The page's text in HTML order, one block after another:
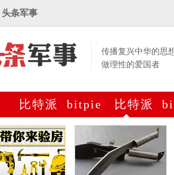
头条军事
传播复兴中华的思
做理性的爱国者
比特派
下载
bitpie
网站
比特派
钱包